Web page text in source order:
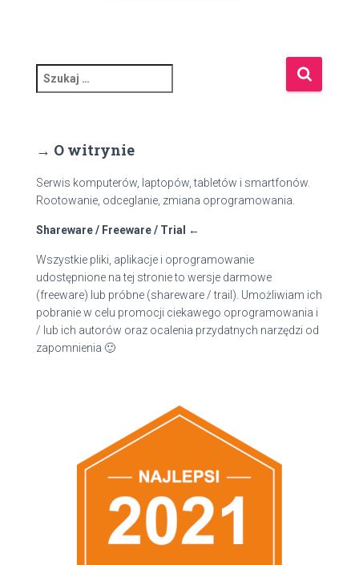
z
:
→ O witrynie
Serwis komputerów, laptopów, tabletów i smartfonów.
Rootowanie, odceglanie, zmiana oprogramowania.
Shareware / Freeware / Trial ←
Wszystkie pliki, aplikacje i oprogramowanie
udostępnione na tej stronie to wersje darmowe
(freeware) lub próbne (shareware / trail). Umożliwiam ich
pobranie w celu promocji ciekawego oprogramowania i
/ lub ich autorów oraz ocalenia przydatnych narzędzi od
zapomnienia 🙂